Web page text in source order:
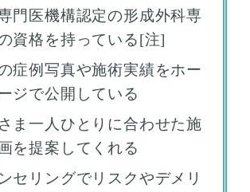
門医機構認定の形成外科専
資格を持っている[注]
症例写真や施術実績をホー
ジで公開している
ま一人ひとりに合わせた施
を提案してくれる
セリングでリスクやデメリ